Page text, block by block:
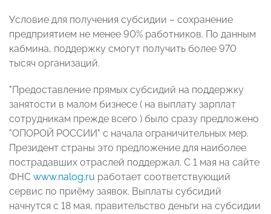
Условие для получения субсидии – сохранение
предприятием не менее 90% работников. По данным
кабмина, поддержку смогут получить более 970
тысяч организаций.
"Предоставление прямых субсидий на поддержку
занятости в малом бизнесе ( на выплату зарплат
сотрудникам прежде всего ) было сразу предложено
"ОПОРОЙ РОССИИ" с начала ограничительных мер.
Президент страны это предложение для наиболее
пострадавших отраслей поддержал. С 1 мая на сайте
ФНС www.nalog.ru работает соответствующий
сервис по приёму заявок. Выплаты субсидий
начнутся с 18 мая, правительство деньги на субсидии